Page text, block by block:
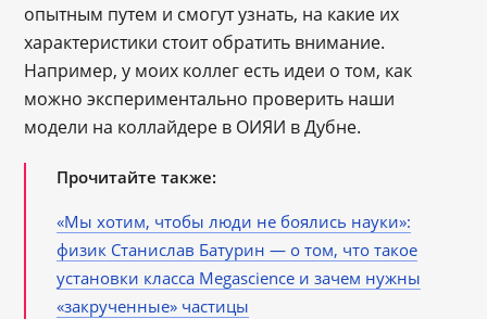
опытным путем и смогут узнать, на какие их
характеристики стоит обратить внимание.
Например, у моих коллег есть идеи о том, как
можно экспериментально проверить наши
модели на коллайдере в ОИЯИ в Дубне.
Прочитайте также:
«Мы хотим, чтобы люди не боялись науки»:
физик Станислав Батурин ― о том, что такое
установки класса Megascience и зачем нужны
«закрученные» частицы